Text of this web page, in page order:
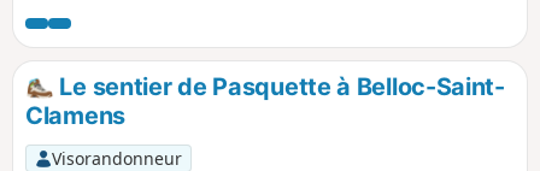
Le sentier de Pasquette à Belloc-Saint-
Clamens
Visorandonneur